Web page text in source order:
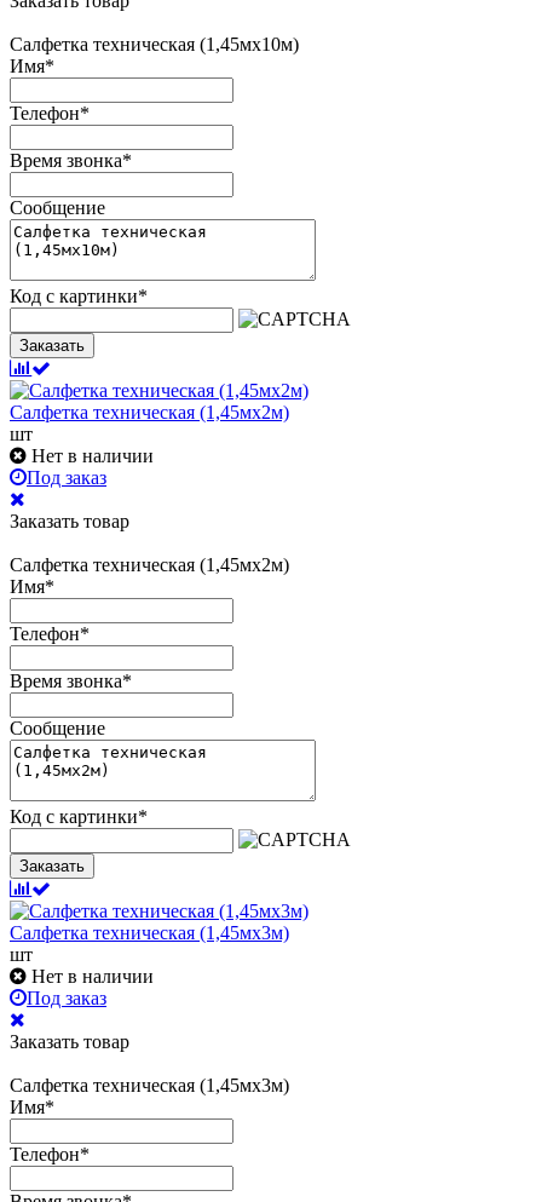
Салфетка техническая (1,45мх10м)
Имя*
Телефон*
Время звонка*
Сообщение
Код с картинки*
Заказать
Салфетка техническая (1,45мх2м)
шт
Нет в наличии
Под заказ
Заказать товар
Салфетка техническая (1,45мх2м)
Имя*
Телефон*
Время звонка*
Сообщение
Код с картинки*
Заказать
Салфетка техническая (1,45мх3м)
шт
Нет в наличии
Под заказ
Заказать товар
Салфетка техническая (1,45мх3м)
Имя*
Телефон*